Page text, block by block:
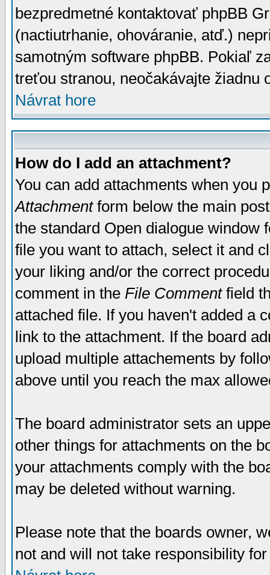
bezpredmetné kontaktovať phpBB
(nactiutrhanie, ohováranie, atď.)
samotným software phpBB. Pokiaľ
treťou stranou, neočakávajte žiadnu
Návrat hore
How do I add an attachment?
You can add attachments when you
Attachmentform below the main
the standard Open dialogue window
file you want to attach, select it and
your liking and/or the correct
comment in the File Commentfield
attached file. If you haven't added a
link to the attachment. If the board
upload multiple attachements by
above until you reach the max
The board administrator sets an
other things for attachments on the
your attachments comply with the
may be deleted without warning.
Please note that the boards owner,
not and will not take responsibility